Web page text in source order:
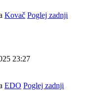
Kovač Poglej zadnji
23:27
EDO Poglej zadnji